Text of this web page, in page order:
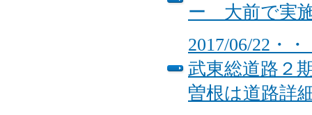
ー 大前で実
2017/06/22・
武東総道路２
曽根は道路詳